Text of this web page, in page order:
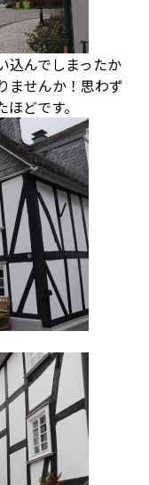
込んでしまったか
ませんか！思わず
どです。